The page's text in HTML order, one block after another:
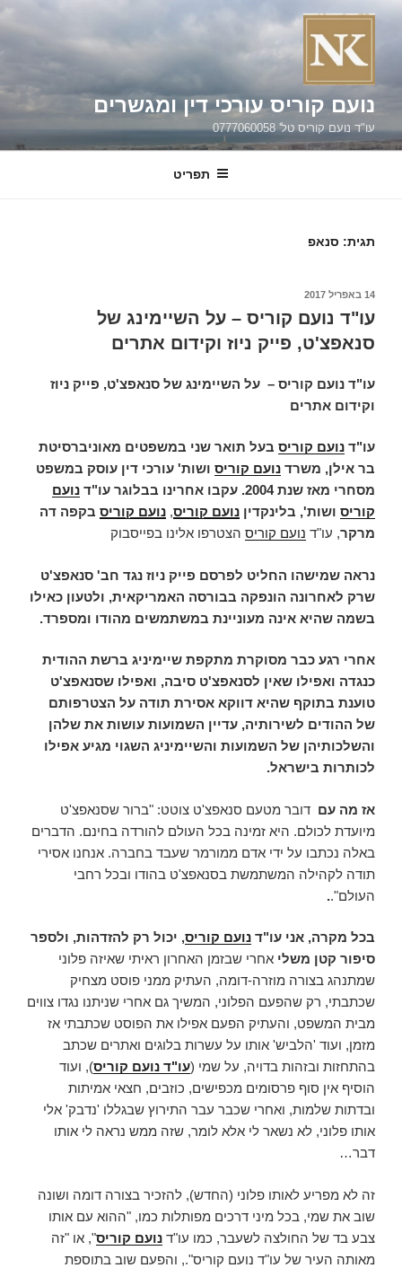
דילוג
נועם קוריס עורכי דין ומגשרים
עו"ד נועם קוריס טל' 0777060058
תפריט
תגית: סנאפ
פורסם
14 באפריל 2017
עו"ד נועם קוריס – על השיימינג של
סנאפצ'ט, פייק ניוז וקידום אתרים
עו"ד נועם קוריס – על השיימינג של סנאפצ'ט, פייק ניוז
וקידום אתרים
עו"ד נועם קוריס בעל תואר שני במשפטים מאוניברסיטת
בר אילן, משרד נועם קוריס ושות' עורכי דין עוסק במשפט
מסחרי מאז שנת 2004. עקבו אחרינו בבלוגר עו"ד
נועם
קוריס ושות', בלינקדין נועם קוריס, נועם קוריס בקפה דה
מרקר, עו"ד נועם קוריס הצטרפו אלינו בפייסבוק
נראה שמישהו החליט לפרסם פייק ניוז נגד חב' סנאפצ'ט
שרק לאחרונה הונפקה בבורסה האמריקאית, ולטעון כאילו
בשמה שהיא אינה מעוניינת במשתמשים מהודו ומספרד.
אחרי רגע כבר מסוקרת מתקפת שיימיניג ברשת ההודית
כנגדה ואפילו שאין לסנאפצ'ט סיבה, ואפילו שסנאפצ'ט
טוענת בתוקף שהיא דווקא אסירת תודה על הצטרפותם
של ההודים לשירותיה, עדיין השמועות עושות את שלהן
והשלכותיהן של השמועות והשיימיניג השגוי מגיע אפילו
לכותרות בישראל.
אז מה עם דובר מטעם סנאפצ'ט צוטט: "ברור שסנאפצ'ט
מיועדת לכולם. היא זמינה בכל העולם להורדה בחינם. הדברים
באלה נכתבו על ידי אדם ממורמר שעבד בחברה. אנחנו אסירי
תודה לקהילה המשתמשת בסנאפצ'ט בהודו ובכל רחבי
העולם"..
בכל מקרה, אני עו"ד נועם קוריס, יכול רק להזדהות, ולספר
סיפור קטן משלי אחרי שבזמן האחרון ראיתי שאיזה פלוני
שמתנהג בצורה מוזרה-דומה, העתיק ממני פוסט מצחיק
שכתבתי, רק שהפעם הפלוני, המשיך גם אחרי שניתנו נגדו צווים
מבית המשפט, והעתיק הפעם אפילו את הפוסט שכתבתי אז
מזמן, ועוד 'הלביש' אותו על עשרות בלוגים ואתרים שכתב
בהתחזות ובזהות בדויה, על שמי (עו"ד נועם קוריס), ועוד
הוסיף אין סוף פרסומים מכפישים, כוזבים, חצאי אמיתות
ובדתות שלמות, ואחרי שכבר עבר התירוץ שבגללו 'נדבק' אלי
אותו פלוני, לא נשאר לי אלא לומר, שזה ממש נראה לי אותו
דבר…
זה לא מפריע לאותו פלוני (החדש), להזכיר בצורה דומה ושונה
שוב את שמי, בכל מיני דרכים מפותלות כמו, "ההוא עם אותו
צבע בד של החולצה לשעבר, כמו עו"ד נועם קוריס", או "זה
מאותה העיר של עו"ד נועם קוריס"., והפעם שוב בתוספת